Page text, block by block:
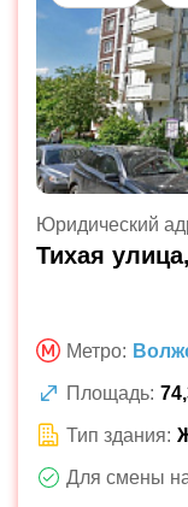
Юридический
Тихая
Метро:
Площадь:
Тип здания:
Для смены